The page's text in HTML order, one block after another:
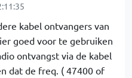
kabel ontvangers van
goed voor te gebruiken
ontvangst via de kabel
dat de freq. ( 47400 of